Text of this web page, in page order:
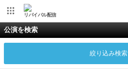
リバイバル配信
公演を検索
絞り込み検索